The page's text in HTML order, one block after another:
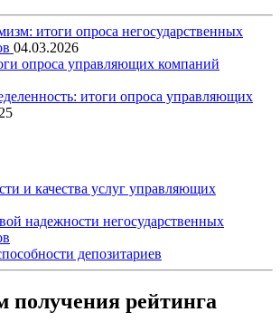
итоги опроса негосударственных
04.03.2026
опроса управляющих компаний
итоги опроса управляющих
и качества услуг управляющих
надежности негосударственных
депозитариев
получения рейтинга